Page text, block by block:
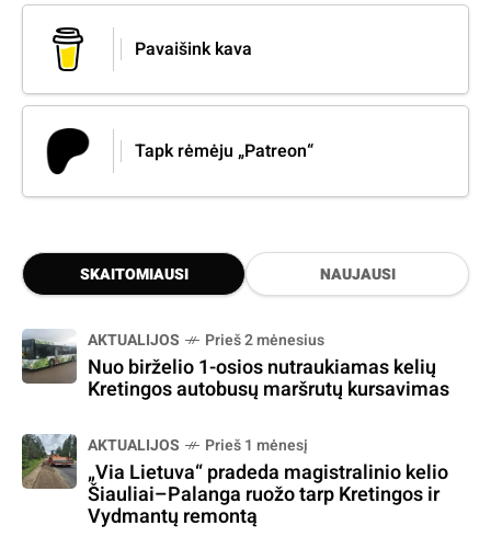
Pavaišink kava
Tapk rėmėju „Patreon“
SKAITOMIAUSI NAUJAUSI
AKTUALIJOS Prieš 2 mėnesius
Nuo birželio 1-osios nutraukiamas kelių
Kretingos autobusų maršrutų kursavimas
AKTUALIJOS Prieš 1 mėnesį
„Via Lietuva“ pradeda magistralinio kelio
Šiauliai–Palanga ruožo tarp Kretingos ir
Vydmantų remontą